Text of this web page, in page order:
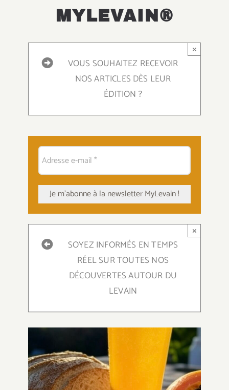
MYLEVAIN®
VOUS SOUHAITEZ RECEVOIR
NOS ARTICLES DÈS LEUR
ÉDITION ?
×
SOYEZ INFORMÉS EN TEMPS
RÉEL SUR TOUTES NOS
DÉCOUVERTES AUTOUR DU
LEVAIN
×